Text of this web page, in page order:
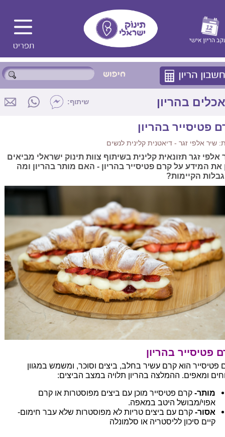
בהריון שיתוף:
פטיסייר בהריון
שיר אלפי זגר - דיאטנית קלינית לנשים
אלפי זגר תזונאית קלינית בשיתוף צוות תינוק ישראלי מביאים
את המידע על קרם פטיסייר בהריון - האם מותר בהריון ומה
הקיימות?
פטיסייר בהריון
פטיסייר הוא קרם עשיר בחלב, ביצים וסוכר, ומשמש במגוון
ומאפים. ההמלצה בהריון תלויה במצב הביצים:
מותר- קרם פטיסייר מוכן עם ביצים מפוסטרות או קרם
אפוי/מבושל היטב במאפה.
אסור- קרם עם ביצים טריות לא מפוסטרות שלא עבר חימום-
קיים סיכון לליסטריה או סלמונלה